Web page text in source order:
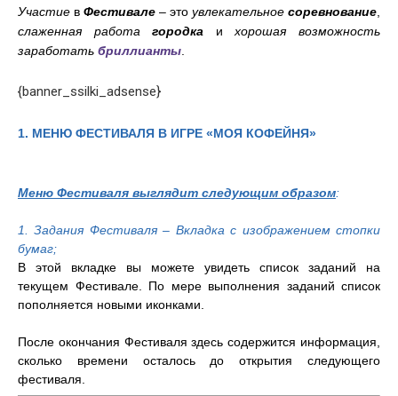
Участие в Фестивале – это увлекательное соревнование
слаженная работагородка ихорошая возможность
заработать бриллианты
{banner_ssilki_adsense}
1. МЕНЮ ФЕСТИВАЛЯ В ИГРЕ «МОЯ КОФЕЙНЯ»
Меню Фестиваля выглядит следующим образом:
1. Задания Фестиваля – Вкладка с изображением стопки
бумаг;
В этой вкладке вы можете увидеть список заданий на
текущем Фестивале. По мере выполнения заданий список
пополняется новыми иконками.
После окончания Фестиваля здесь содержится информация,
сколько времени осталось до открытия следующего
фестиваля.